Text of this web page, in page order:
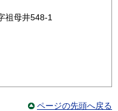
祖母井548-1
ページの先頭へ戻る